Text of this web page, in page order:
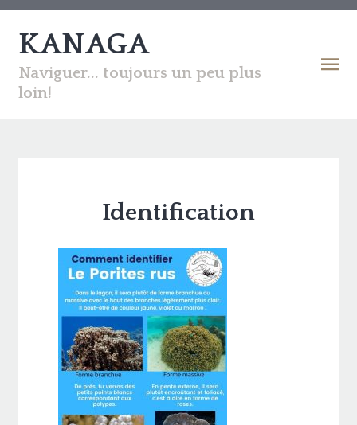
KANAGA
Naviguer... toujours un peu plus
loin!
Identification